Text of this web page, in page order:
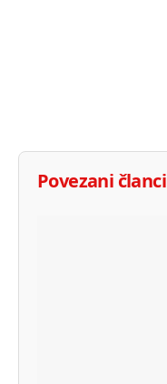
Povezani članci